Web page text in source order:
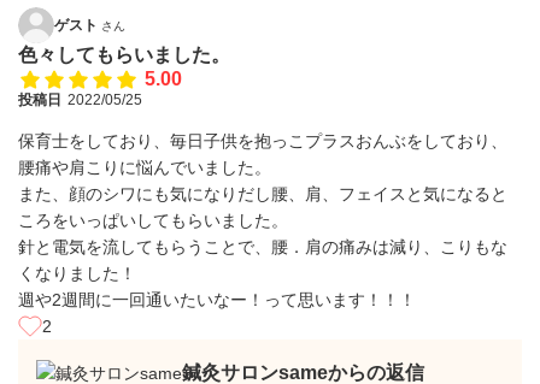
ゲスト さん
色々してもらいました。
5.00
投稿日 2022/05/25
保育士をしており、毎日子供を抱っこプラスおんぶをしており、
腰痛や肩こりに悩んでいました。
また、顔のシワにも気になりだし腰、肩、フェイスと気になると
ころをいっぱいしてもらいました。
針と電気を流してもらうことで、腰．肩の痛みは減り、こりもな
くなりました！
週や2週間に一回通いたいなー！って思います！！！
2
鍼灸サロンsameからの返信